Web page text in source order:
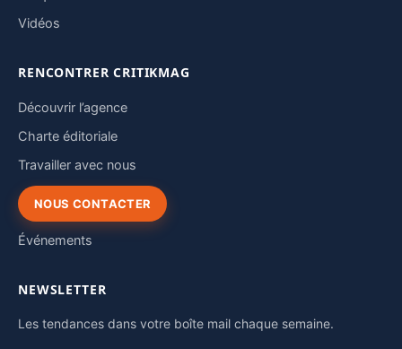
Vidéos
RENCONTRER CRITIKMAG
Découvrir l’agence
Charte éditoriale
Travailler avec nous
NOUS CONTACTER
Événements
NEWSLETTER
Les tendances dans votre boîte mail chaque semaine.